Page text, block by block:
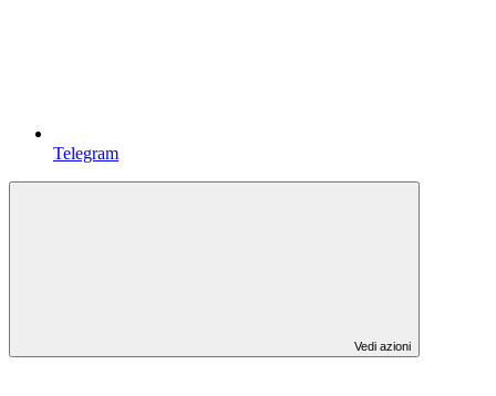
Telegram
Vedi azioni